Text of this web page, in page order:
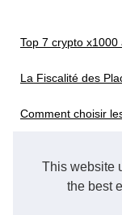
This website
the best
Top 7 crypto x1000
La Fiscalité des
Comment choisir
Comprendre